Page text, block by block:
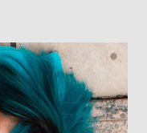
es
realidad objetiva. Por
de las emociones.
erráticas, nada bueno